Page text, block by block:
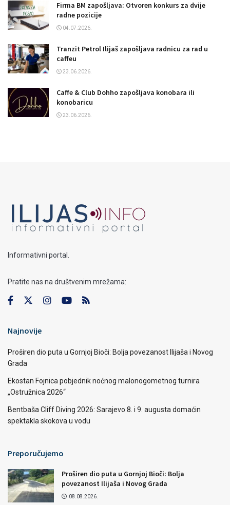
Firma BM zapošljava: Otvoren konkurs za dvije
radne pozicije
04.07.2026.
Tranzit Petrol Ilijaš zapošljava radnicu za rad u
caffeu
23.06.2026.
Caffe & Club Dohho zapošljava konobara ili
konobaricu
23.06.2026.
Informativni portal.
Pratite nas na društvenim mrežama:
Najnovije
Proširen dio puta u Gornjoj Bioči: Bolja povezanost Ilijaša i Novog
Grada
Ekostan Fojnica pobjednik noćnog malonogometnog turnira
„Ostružnica 2026“
Bentbaša Cliff Diving 2026: Sarajevo 8. i 9. augusta domaćin
spektakla skokova u vodu
Preporučujemo
Proširen dio puta u Gornjoj Bioči: Bolja
povezanost Ilijaša i Novog Grada
08.08.2026.